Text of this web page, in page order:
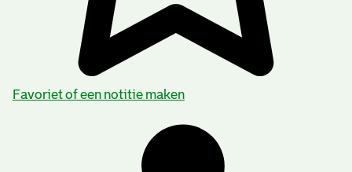
Favoriet of een notitie maken